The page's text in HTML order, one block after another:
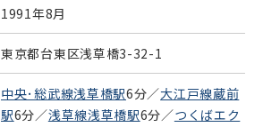
1991年8月
東京都台東区浅草橋3-32-1
中央･総武線浅草橋駅6分／大江戸線蔵前
駅6分／浅草線浅草橋駅6分／つくばエク